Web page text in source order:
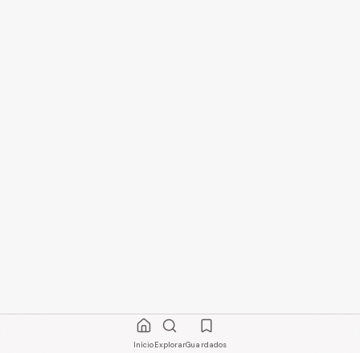
InícioExplorarGuardados